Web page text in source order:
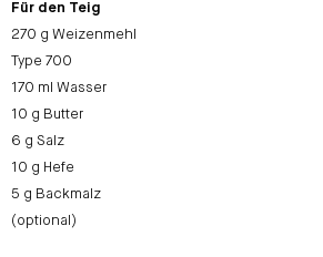
Für den Teig
270 g Weizenmehl
Type 700
170 ml Wasser
10 g Butter
6 g Salz
10 g Hefe
5 g Backmalz
(optional)